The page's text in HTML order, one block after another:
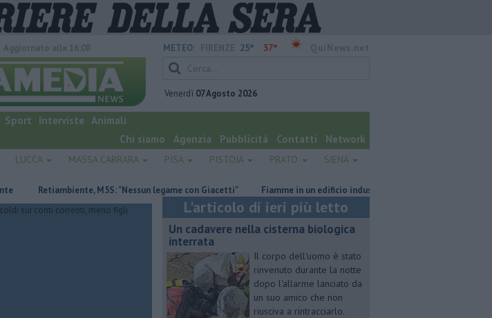
METEO: 25° 37°
Venerdì 07 Agosto 2026
Sport Interviste Animali
Chi siamo
Agenzia Pubblicità Contatti Network
LUCCA MASSA CARRARA PISA PISTOIA PRATO SIENA
Retiambiente, M5S: "Nessun legame con Giacetti" Fiamme in un edificio industriale
L'articolo di ieri più letto
Un cadavere nella cisterna biologica
interrata
Il corpo dell'uomo è stato
rinvenuto durante la notte
dopo l'allarme lanciato da
un suo amico che non
riusciva a rintracciarlo.